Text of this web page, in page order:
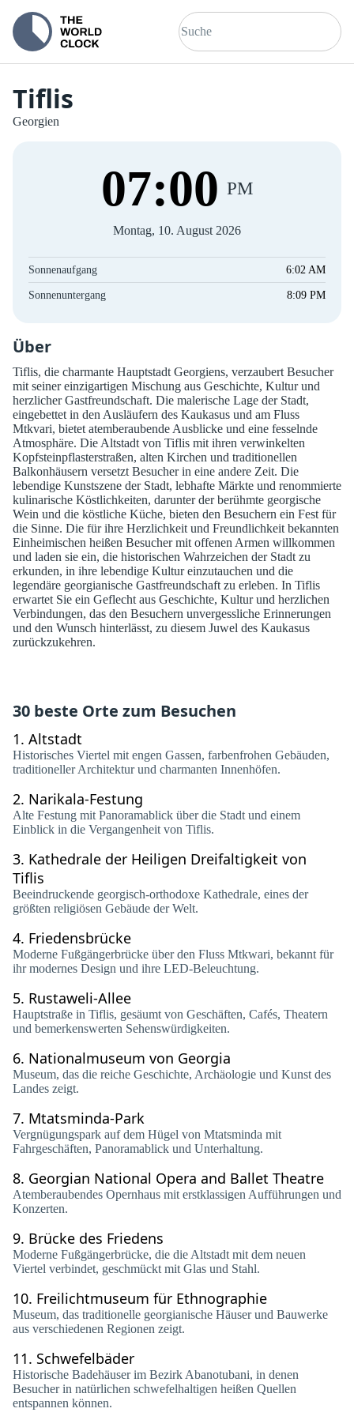
Tiflis
Georgien
07:00 PM
Montag, 10. August 2026
Sonnenaufgang 6:02 AM
Sonnenuntergang 8:09 PM
Über
Tiflis, die charmante Hauptstadt Georgiens, verzaubert Besucher
mit seiner einzigartigen Mischung aus Geschichte, Kultur und
herzlicher Gastfreundschaft. Die malerische Lage der Stadt,
eingebettet in den Ausläufern des Kaukasus und am Fluss
Mtkvari, bietet atemberaubende Ausblicke und eine fesselnde
Atmosphäre. Die Altstadt von Tiflis mit ihren verwinkelten
Kopfsteinpflasterstraßen, alten Kirchen und traditionellen
Balkonhäusern versetzt Besucher in eine andere Zeit. Die
lebendige Kunstszene der Stadt, lebhafte Märkte und renommierte
kulinarische Köstlichkeiten, darunter der berühmte georgische
Wein und die köstliche Küche, bieten den Besuchern ein Fest für
die Sinne. Die für ihre Herzlichkeit und Freundlichkeit bekannten
Einheimischen heißen Besucher mit offenen Armen willkommen
und laden sie ein, die historischen Wahrzeichen der Stadt zu
erkunden, in ihre lebendige Kultur einzutauchen und die
legendäre georgianische Gastfreundschaft zu erleben. In Tiflis
erwartet Sie ein Geflecht aus Geschichte, Kultur und herzlichen
Verbindungen, das den Besuchern unvergessliche Erinnerungen
und den Wunsch hinterlässt, zu diesem Juwel des Kaukasus
zurückzukehren.
30 beste Orte zum Besuchen
1. Altstadt
Historisches Viertel mit engen Gassen, farbenfrohen Gebäuden,
traditioneller Architektur und charmanten Innenhöfen.
2. Narikala-Festung
Alte Festung mit Panoramablick über die Stadt und einem
Einblick in die Vergangenheit von Tiflis.
3. Kathedrale der Heiligen Dreifaltigkeit von
Tiflis
Beeindruckende georgisch-orthodoxe Kathedrale, eines der
größten religiösen Gebäude der Welt.
4. Friedensbrücke
Moderne Fußgängerbrücke über den Fluss Mtkwari, bekannt für
ihr modernes Design und ihre LED-Beleuchtung.
5. Rustaweli-Allee
Hauptstraße in Tiflis, gesäumt von Geschäften, Cafés, Theatern
und bemerkenswerten Sehenswürdigkeiten.
6. Nationalmuseum von Georgia
Museum, das die reiche Geschichte, Archäologie und Kunst des
Landes zeigt.
7. Mtatsminda-Park
Vergnügungspark auf dem Hügel von Mtatsminda mit
Fahrgeschäften, Panoramablick und Unterhaltung.
8. Georgian National Opera and Ballet Theatre
Atemberaubendes Opernhaus mit erstklassigen Aufführungen und
Konzerten.
9. Brücke des Friedens
Moderne Fußgängerbrücke, die die Altstadt mit dem neuen
Viertel verbindet, geschmückt mit Glas und Stahl.
10. Freilichtmuseum für Ethnographie
Museum, das traditionelle georgianische Häuser und Bauwerke
aus verschiedenen Regionen zeigt.
11. Schwefelbäder
Historische Badehäuser im Bezirk Abanotubani, in denen
Besucher in natürlichen schwefelhaltigen heißen Quellen
entspannen können.